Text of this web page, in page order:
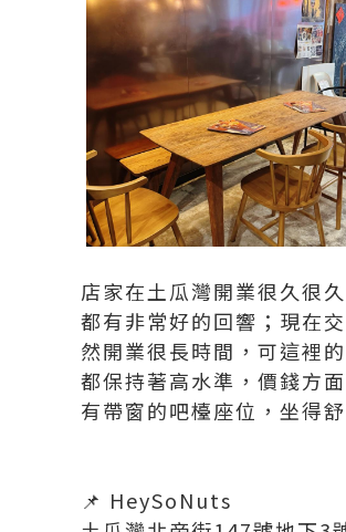
店家在土瓜灣開業很久很
都有非常好的回響；現在
然開業很長時間，可這裡
都保持著高水準，價錢方
有帶窗的吧檯座位，坐得
📌 HeySoNuts